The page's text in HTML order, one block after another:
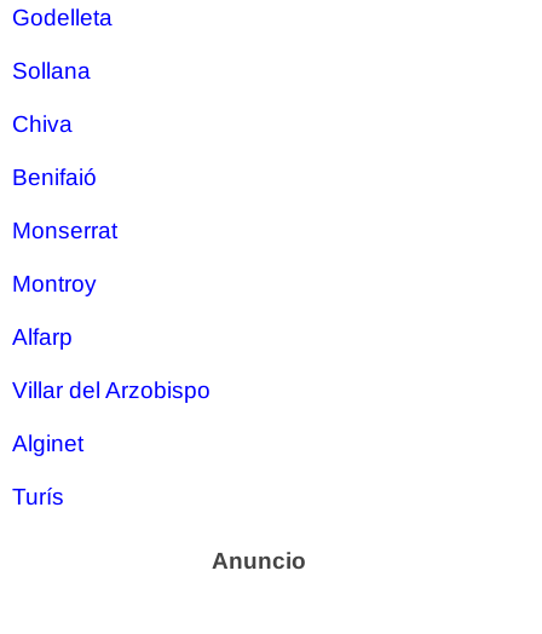
Godelleta
Sollana
Chiva
Benifaió
Monserrat
Montroy
Alfarp
Villar del Arzobispo
Alginet
Turís